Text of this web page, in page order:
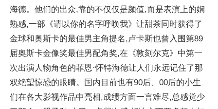
海德。他们的出众,靠的不仅仅是颜值,而是表演上的娴
熟感,一部《请以你的名字呼唤我》让甜茶同时获得了
金球和奥斯卡的最佳男主角提名,卢卡斯也曾入围第89
届奥斯卡金像奖最佳男配角奖,在《敦刻尔克》中第一
次出演人物角色的菲恩·怀特海德让人们永远记住了那
双绝望惊恐的眼睛。国内目前也有90后、00后的小生
们在各大影视作品中亮相,成绩方面一言难尽,总感觉少